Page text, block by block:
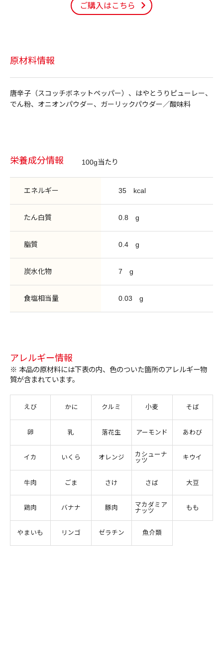
ご購入はこちら
原材料情報
唐辛子（スコッチボネットペッパー）、はやとうりピューレー、
でん粉、オニオンパウダー、ガーリックパウダー／酸味料
栄養成分情報 100g当たり
エネルギー 35 kcal
たん白質 0.8 g
脂質 0.4 g
炭水化物 7 g
食塩相当量 0.03 g
アレルギー情報
※ 本品の原材料には下表の内、色のついた箇所のアレルギー物
質が含まれています。
えび かに クルミ 小麦 そば
卵 乳 落花生 アーモンド あわび
イカ いくら オレンジ
カシューナ
ッツ
キウイ
牛肉 ごま さけ さば 大豆
鶏肉 バナナ 豚肉
マカダミア
ナッツ
もも
やまいも リンゴ ゼラチン 魚介類